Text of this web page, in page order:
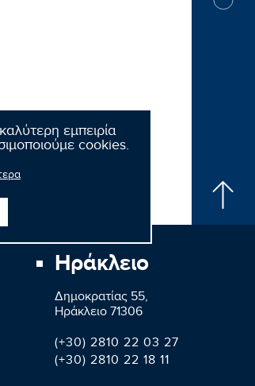
εμπειρία
cookies.
Ηράκλειο
Δημοκρατίας 55,
Ηράκλειο 71306
(+30) 2810 22 03 27
(+30) 2810 22 18 11